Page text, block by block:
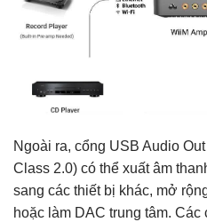
Ngoài ra, cổng USB Audio
Class 2.0) có thể xuất âm
sang các thiết bị khác, mở
hoặc làm DAC trung tâm.